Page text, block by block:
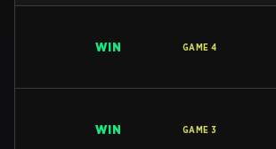
WIN GAME 4
WIN GAME 3